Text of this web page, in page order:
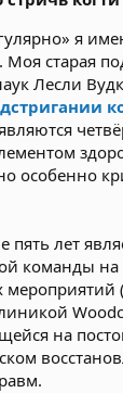
я
старая
Лесли
особенно
пять лет
команды
на